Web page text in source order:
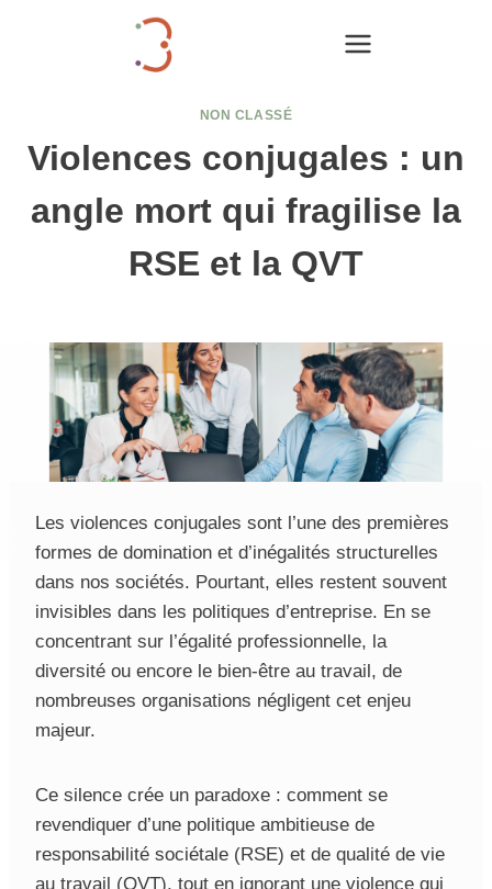
NON CLASSÉ
Violences conjugales : un
angle mort qui fragilise la
RSE et la QVT
Les violences conjugales sont l’une des premières
formes de domination et d’inégalités structurelles
dans nos sociétés. Pourtant, elles restent souvent
invisibles dans les politiques d’entreprise. En se
concentrant sur l’égalité professionnelle, la
diversité ou encore le bien-être au travail, de
nombreuses organisations négligent cet enjeu
majeur.
Ce silence crée un paradoxe : comment se
revendiquer d’une politique ambitieuse de
responsabilité sociétale (RSE) et de qualité de vie
au travail (QVT), tout en ignorant une violence qui